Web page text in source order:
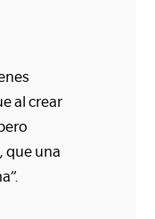
al crear
que una